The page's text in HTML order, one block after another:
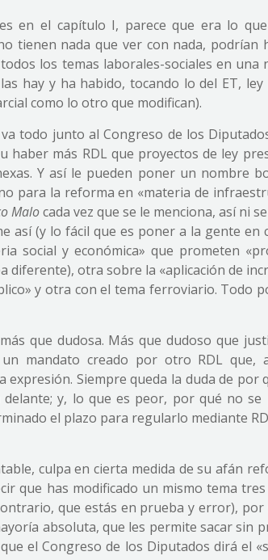
en el capítulo I, parece que era lo
tienen nada que ver con nada, podrían
los temas laborales-sociales en una
hay y ha habido, tocando lo del ET, ley
como lo otro que modifican).
todo junto al Congreso de los
más RDL que proyectos de ley
Y así le pueden poner un nombre
para la reforma en «materia de
Malocada vez que se le menciona, así ni
así (y lo fácil que es poner a la gente en
social y económica» que prometen
otra sobre la «aplicación de
y otra con el tema ferroviario. Todo
que dudosa. Más que dudoso que
mandato creado por otro RDL que,
expresión. Siempre queda la duda de por
y, lo que es peor, por qué no se
el plazo para regularlo mediante
culpa en cierta medida de su afán
que has modificado un mismo tema tres
que estás en prueba y error),
absoluta, que les permite sacar sin
el Congreso de los Diputados dirá el